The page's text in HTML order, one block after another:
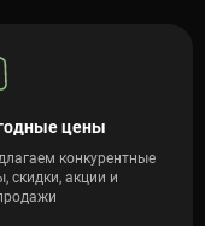
цены
конкурентные
скидки, акции и